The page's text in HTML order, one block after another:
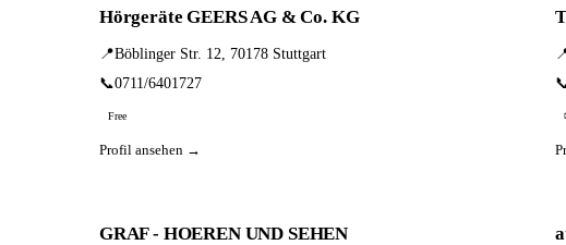
Hörgeräte GEERS AG & Co. KG
📍Böblinger Str. 12, 70178 Stuttgart
📞0711/6401727
Free
Profil ansehen →
GRAF - HOEREN UND SEHEN